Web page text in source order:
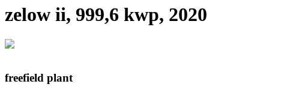
zelow ii, 999,6 kwp, 2020
freefield plant